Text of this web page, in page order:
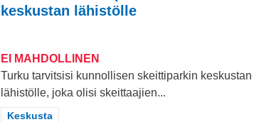
keskustan lähistölle
EI MAHDOLLINEN
Turku tarvitsisi kunnollisen skeittiparkin keskustan
lähistölle, joka olisi skeittaajien...
Rajaa tulokset teeman mukaan: Keskusta
Keskusta